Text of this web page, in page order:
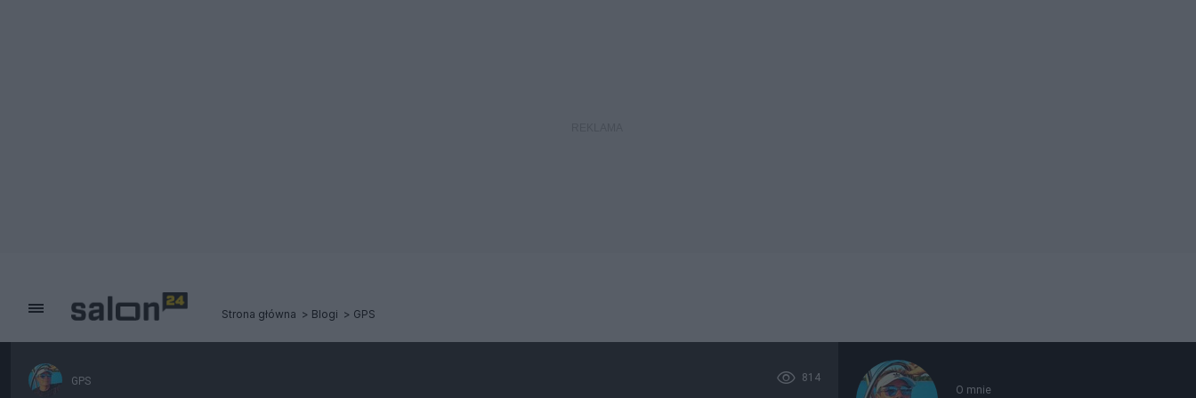
Strona główna Blogi GPS
GPS 814
O mnie